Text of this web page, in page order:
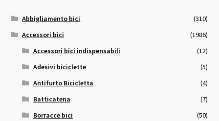
Abbigliamento bici
(310)
Accessori bici
(1986)
Accessori bici indispensabili
(12)
Adesivi biciclette
(5)
Antifurto Bicicletta
(4)
Batticatena
(7)
Borracce bici
(50)